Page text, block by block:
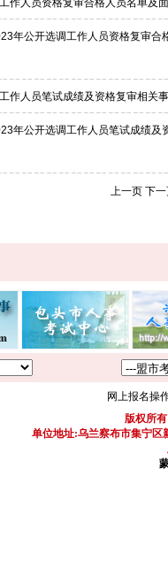
作人员资格复审合格人员名单及
年公开选调工作人员资格复审合
作人员笔试成绩及资格复审相关
年公开选调工作人员笔试成绩及
上一页 下
网上报名操
版权所
单位地址:乌兰察布市集宁区